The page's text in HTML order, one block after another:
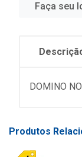
Faça seu
DOMINO
Produtos